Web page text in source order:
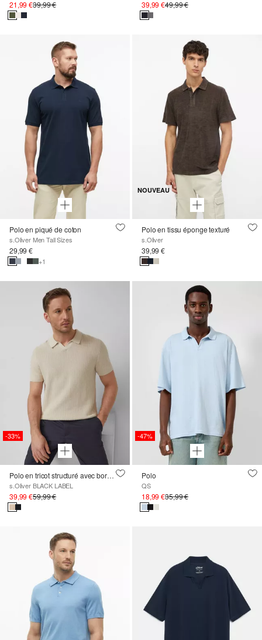
21,99 €39,99 € 39,99 €49,99 €
Polo en piqué de coton
s.Oliver Men Tall Sizes
29,99 €
+1
NOUVEAU
Polo en tissu éponge texturé
s.Oliver
39,99 €
-33%
Polo en tricot structuré avec bordures côtelées
s.Oliver BLACK LABEL
39,99 €59,99 €
-47%
Polo
QS
18,99 €35,99 €